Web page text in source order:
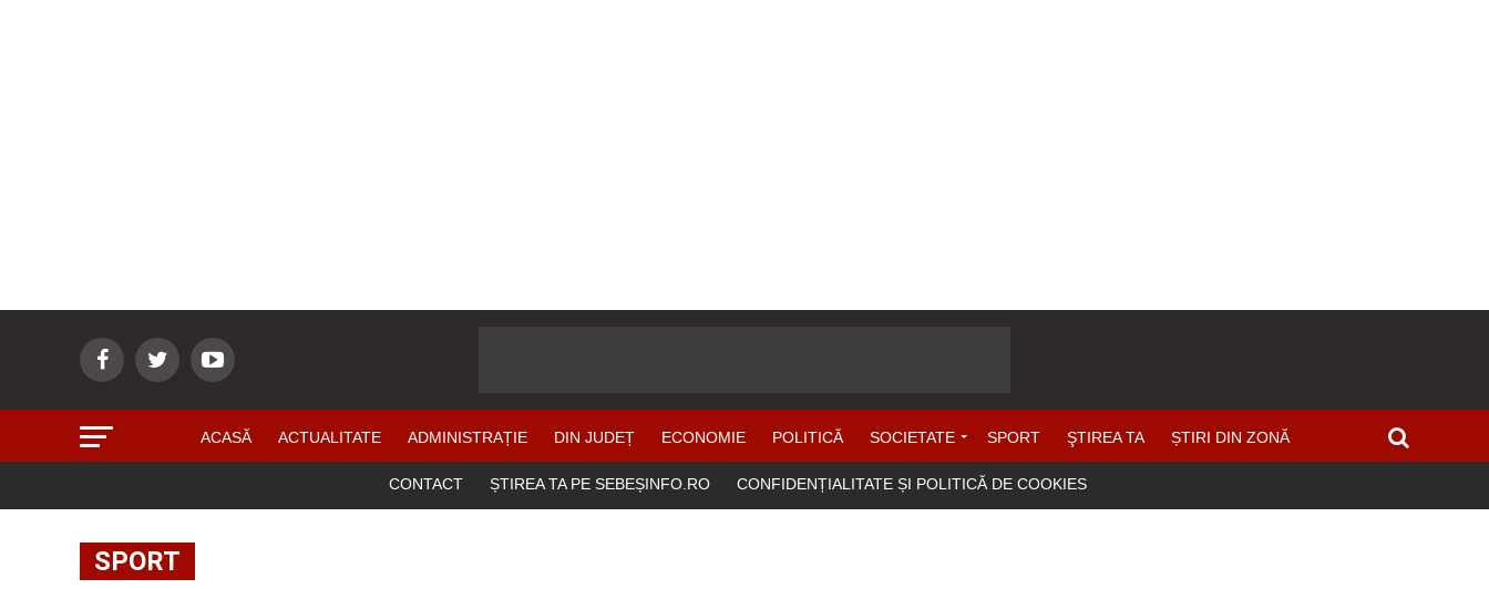
ACASĂ ACTUALITATE ADMINISTRAȚIE DIN JUDEȚ ECONOMIE POLITICĂ SOCIETATE SPORT ŞTIREA TA ȘTIRI DIN ZONĂ
CONTACT ȘTIREA TA PE SEBEȘINFO.RO CONFIDENȚIALITATE ȘI POLITICĂ DE COOKIES
SPORT